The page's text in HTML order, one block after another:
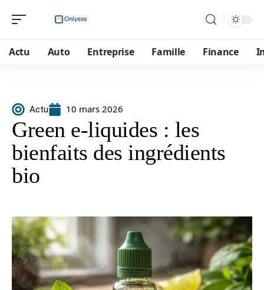
Actu Auto Entreprise Famille Finance
Actu 10 mars 2026
Green e-liquides : les
bienfaits des ingrédients
bio